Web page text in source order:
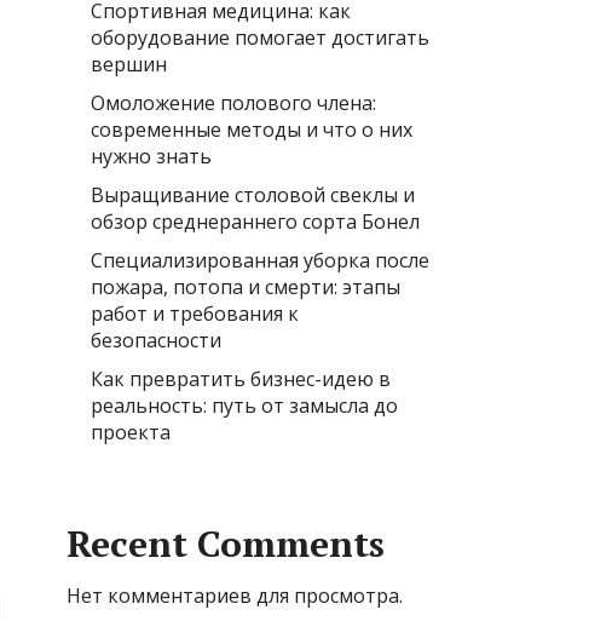
Спортивная медицина: как
оборудование помогает достигать
вершин
Омоложение полового члена:
современные методы и что о них
нужно знать
Выращивание столовой свеклы и
обзор среднераннего сорта Бонел
Специализированная уборка после
пожара, потопа и смерти: этапы
работ и требования к
безопасности
Как превратить бизнес-идею в
реальность: путь от замысла до
проекта
Recent Comments
Нет комментариев для просмотра.